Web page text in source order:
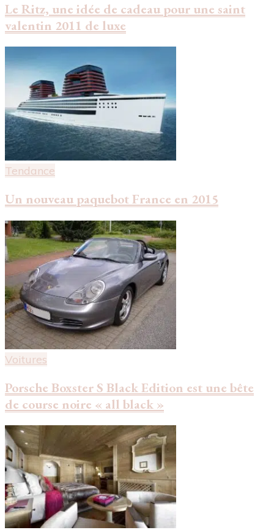
Le Ritz, une idée de cadeau pour une saint
valentin 2011 de luxe
Tendance
Un nouveau paquebot France en 2015
Voitures
Porsche Boxster S Black Edition est une bête
de course noire « all black »